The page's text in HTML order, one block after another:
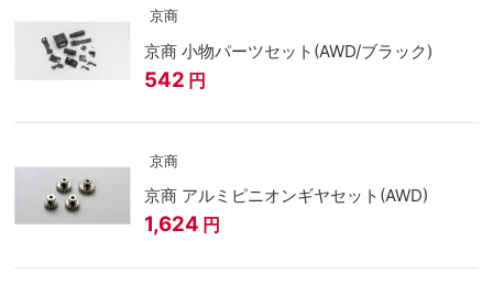
京商
京商 小物パーツセット(AWD/ブラック)
542 円
京商
京商 アルミピニオンギヤセット(AWD)
1,624 円